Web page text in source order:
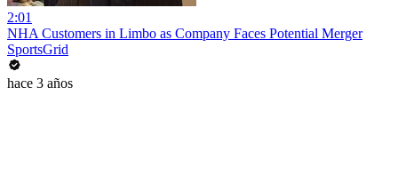
2:01
NHA Customers in Limbo as Company Faces Potential Merger
SportsGrid
hace 3 años